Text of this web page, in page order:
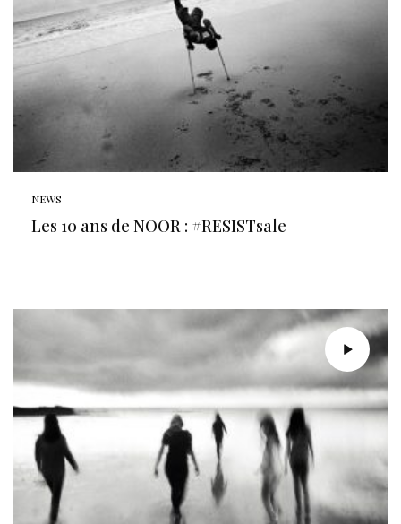
NEWS
Les 10 ans de NOOR : #RESISTsale